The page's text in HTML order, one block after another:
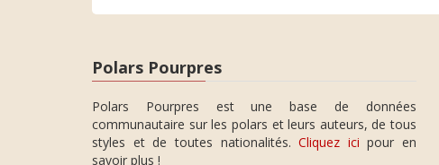
Polars Pourpres
Polars Pourpres est une base de données
communautaire sur les polars et leurs auteurs, de tous
styles et de toutes nationalités.Cliquez ici pour en
savoir plus !